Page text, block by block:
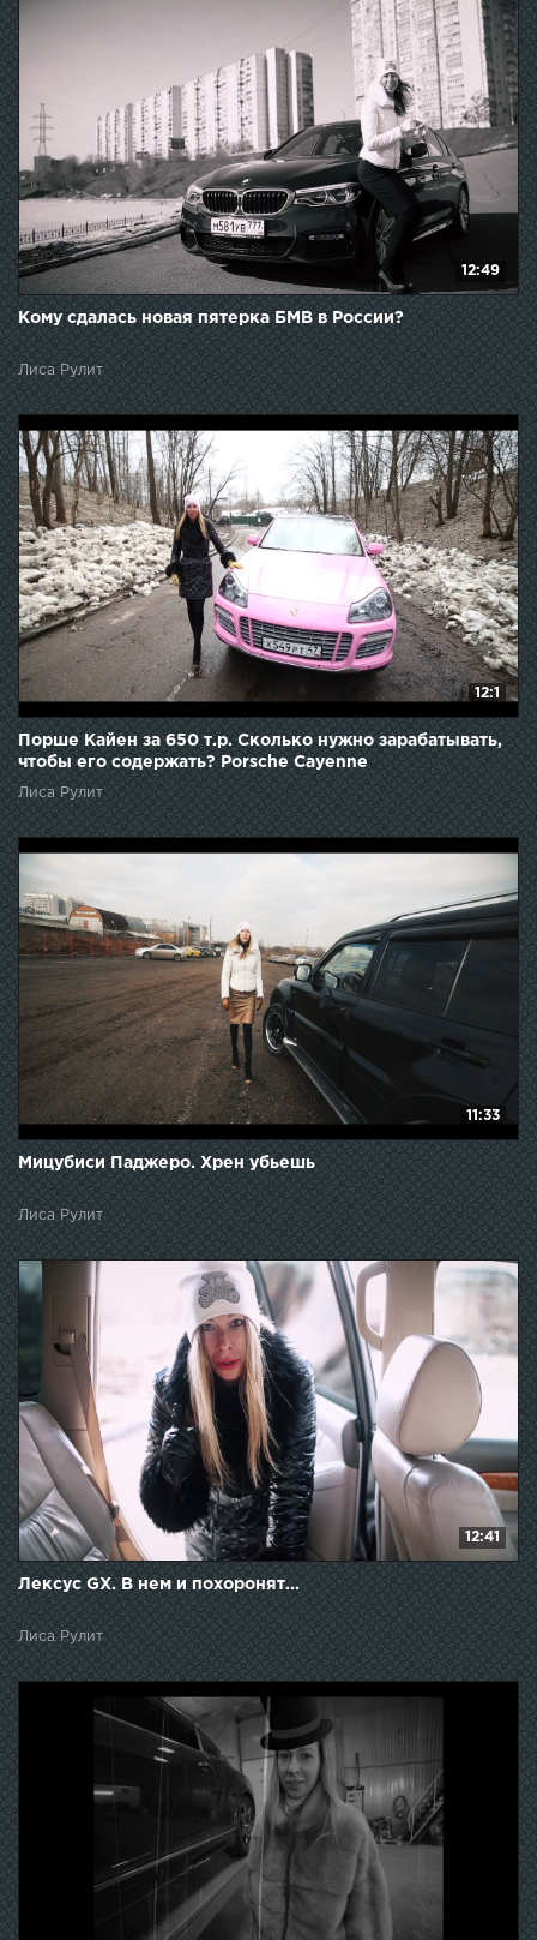
12:49
Кому сдалась новая пятерка БМВ в России?
Лиса Рулит
12:1
Порше Кайен за 650 т.р. Сколько нужно зарабатывать,
чтобы его содержать? Porsche Cayenne
Лиса Рулит
11:33
Мицубиси Паджеро. Хрен убьешь
Лиса Рулит
12:41
Лексус GX. В нем и похоронят...
Лиса Рулит